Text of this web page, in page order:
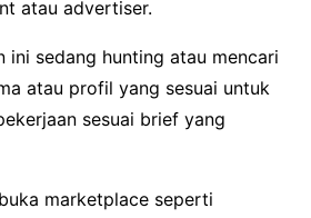
atau advertiser.
ini sedang hunting atau mencari
atau profil yang sesuai untuk
sesuai brief yang
marketplace seperti